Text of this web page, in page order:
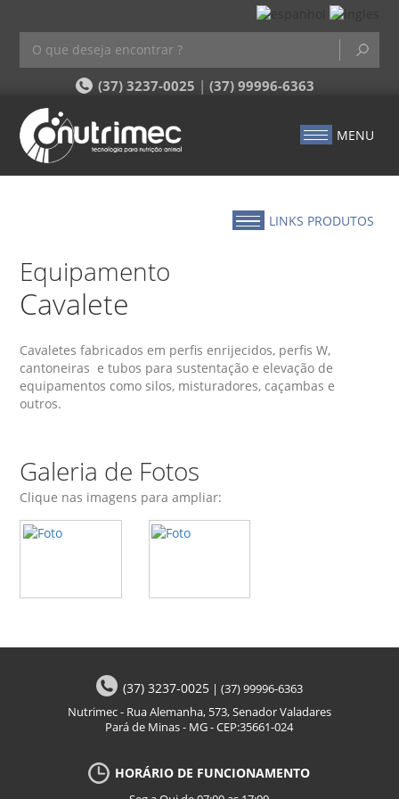
(37) 3237-0025 | (37) 99996-6363
MENU
LINKS PRODUTOS
Equipamento
Cavalete
Cavaletes fabricados em perfis enrijecidos, perfis W,
cantoneiras e tubos para sustentação e elevação de
equipamentos como silos, misturadores, caçambas e
outros.
Galeria de Fotos
Clique nas imagens para ampliar:
(37) 3237-0025| (37) 99996-6363
Nutrimec - Rua Alemanha, 573, Senador Valadares
Pará de Minas - MG - CEP:35661-024
HORÁRIO DE FUNCIONAMENTO